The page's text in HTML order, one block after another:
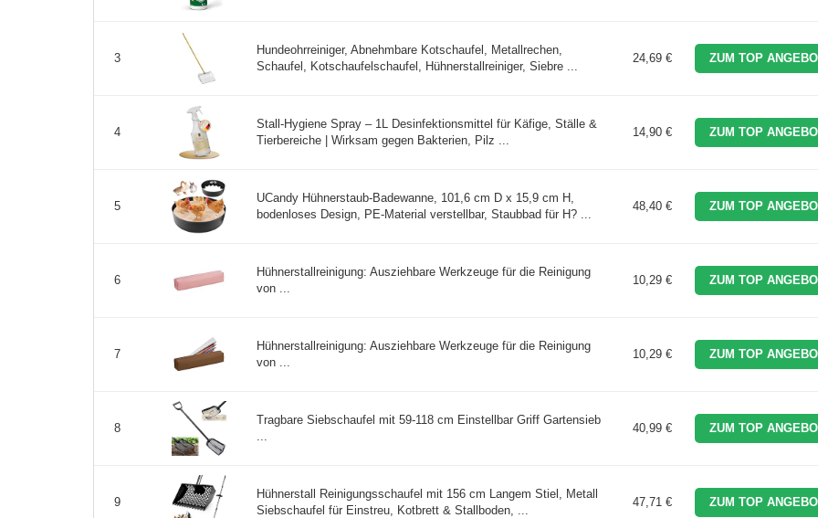
3
Hundeohrreiniger, Abnehmbare Kotschaufel, Metallrechen,
Schaufel, Kotschaufelschaufel, Hühnerstallreiniger, Siebre ...
24,69 € ZUM TOP
4
Stall-Hygiene Spray – 1L Desinfektionsmittel für Käfige, Ställe &
Tierbereiche | Wirksam gegen Bakterien, Pilz ...
14,90 € ZUM TOP
5
UCandy Hühnerstaub-Badewanne, 101,6 cm D x 15,9 cm H,
bodenloses Design, PE-Material verstellbar, Staubbad für H? ...
48,40 € ZUM TOP
6
Hühnerstallreinigung: Ausziehbare Werkzeuge für die Reinigung
von ...
10,29 € ZUM TOP
7
Hühnerstallreinigung: Ausziehbare Werkzeuge für die Reinigung
von ...
10,29 € ZUM TOP
8
Tragbare Siebschaufel mit 59-118 cm Einstellbar Griff Gartensieb
40,99 € ZUM TOP
9
Hühnerstall Reinigungsschaufel mit 156 cm Langem Stiel, Metall
Siebschaufel für Einstreu, Kotbrett & Stallboden, ...
47,71 € ZUM TOP